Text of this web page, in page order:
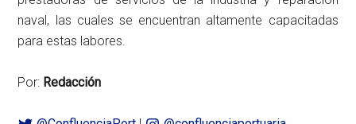
naval, las cuales se encuentran altamente capacitadas
para estas labores.
Por: Redacción